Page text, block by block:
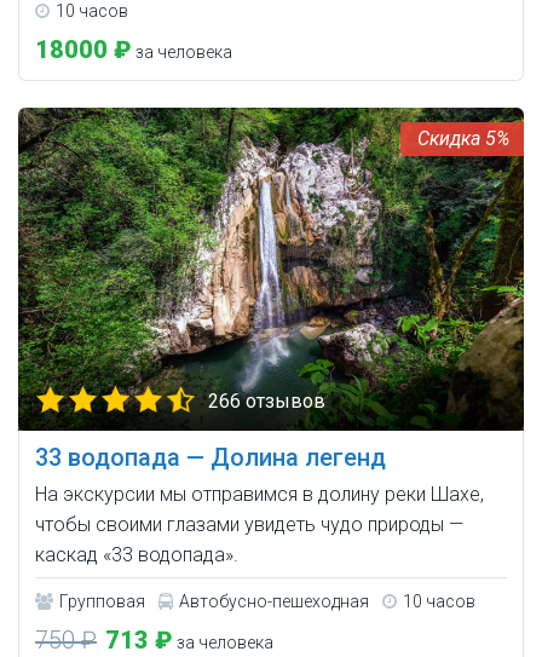
10 часов
18000 ₽ за человека
5%
266 отзывов
33 водопада — Долина легенд
На экскурсии мы отправимся в долину реки Шахе,
чтобы своими глазами увидеть чудо природы —
каскад «33 водопада».
Групповая Автобусно-пешеходная 10 часов
750 ₽ 713 ₽ за человека